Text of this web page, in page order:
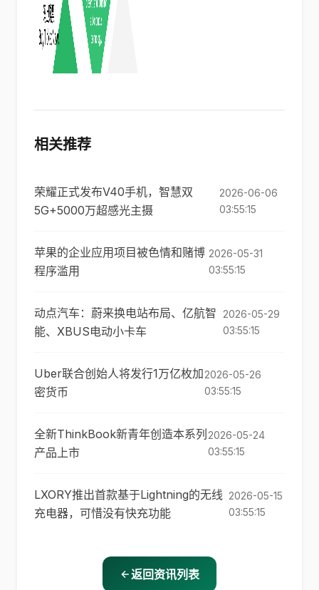
相关推荐
荣耀正式发布V40手机，智慧双
5G+5000万超感光主摄
2026-06-06
03:55:15
苹果的企业应用项目被色情和赌博
程序滥用
2026-05-31
03:55:15
动点汽车：蔚来换电站布局、亿航智
能、XBUS电动小卡车
2026-05-29
03:55:15
Uber联合创始人将发行1万亿枚加
密货币
2026-05-26
03:55:15
全新ThinkBook新青年创造本系列
产品上市
2026-05-24
03:55:15
LXORY推出首款基于Lightning的无线
充电器，可惜没有快充功能
2026-05-15
03:55:15
返回资讯列表